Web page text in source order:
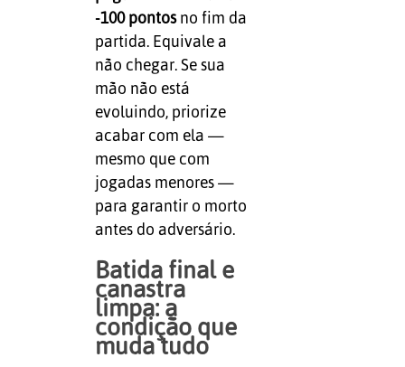
-100 pontosno fim da
partida. Equivale a
não chegar. Se sua
mão não está
evoluindo, priorize
acabar com ela —
mesmo que com
jogadas menores —
para garantir o morto
antes do adversário.
Batida final e
canastra
limpa: a
condição que
muda tudo